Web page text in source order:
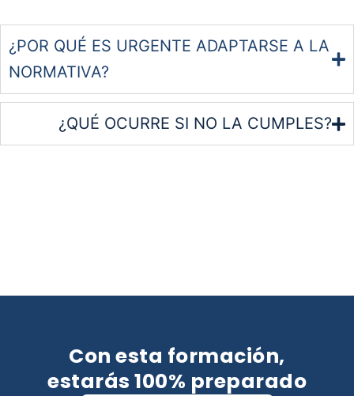
¿POR QUÉ ES URGENTE ADAPTARSE A LA
NORMATIVA?
¿QUÉ OCURRE SI NO LA CUMPLES?
Con esta formación,
estarás 100% preparado